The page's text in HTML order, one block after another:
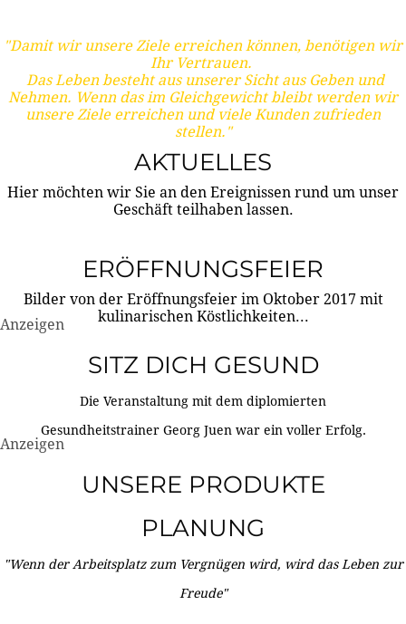
"Damit wir unsere Ziele erreichen können, benötigen wir
Ihr Vertrauen.
Das Leben besteht aus unserer Sicht aus Geben und
Nehmen. Wenn das im Gleichgewicht bleibt werden wir
unsere Ziele erreichen und viele Kunden zufrieden
stellen."
AKTUELLES
Hier möchten wir Sie an den Ereignissen rund um unser
Geschäft teilhaben lassen.
ERÖFFNUNGSFEIER
Bilder von der Eröffnungsfeier im Oktober 2017 mit
kulinarischen Köstlichkeiten...
Anzeigen
SITZ DICH GESUND
Die Veranstaltung mit dem diplomierten
Gesundheitstrainer Georg Juen war ein voller Erfolg.
Anzeigen
UNSERE PRODUKTE
PLANUNG
"Wenn der Arbeitsplatz zum Vergnügen wird, wird das Leben zur
Freude"